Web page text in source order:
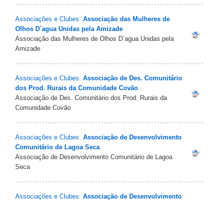
Associações e Clubes: Associação das Mulheres de
Olhos D´agua Unidas pela Amizade
Associação das Mulheres de Olhos D´agua Unidas pela
Amizade
Associações e Clubes: Associação de Des. Comunitário
dos Prod. Rurais da Comunidade Covão
Associação de Des. Comunitário dos Prod. Rurais da
Comunidade Covão
Associações e Clubes: Associação de Desenvolvimento
Comunitário de Lagoa Seca
Associação de Desenvolvimento Comunitário de Lagoa
Seca
Associações e Clubes: Associação de Desenvolvimento